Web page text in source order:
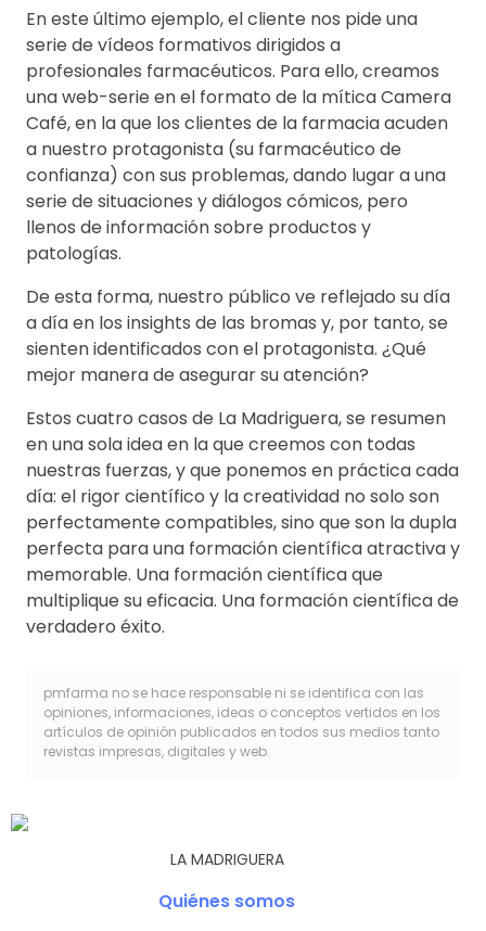
En este último ejemplo, el cliente nos pide una
serie de vídeos formativos dirigidos a
profesionales farmacéuticos. Para ello, creamos
una web-serie en el formato de la mítica Camera
Café, en la que los clientes de la farmacia acuden
a nuestro protagonista (su farmacéutico de
confianza) con sus problemas, dando lugar a una
serie de situaciones y diálogos cómicos, pero
llenos de información sobre productos y
patologías.
De esta forma, nuestro público ve reflejado su día
a día en los insights de las bromas y, por tanto, se
sienten identificados con el protagonista. ¿Qué
mejor manera de asegurar su atención?
Estos cuatro casos de La Madriguera, se resumen
en una sola idea en la que creemos con todas
nuestras fuerzas, y que ponemos en práctica cada
día: el rigor científico y la creatividad no solo son
perfectamente compatibles, sino que son la dupla
perfecta para una formación científica atractiva y
memorable. Una formación científica que
multiplique su eficacia. Una formación científica de
verdadero éxito.
pmfarma no se hace responsable ni se identifica con las
opiniones, informaciones, ideas o conceptos vertidos en los
artículos de opinión publicados en todos sus medios tanto
revistas impresas, digitales y web.
LA MADRIGUERA
Quiénes somos